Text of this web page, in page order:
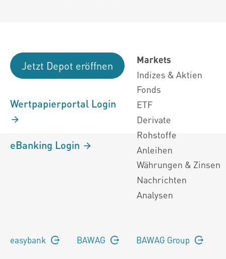
Jetzt Depot eröffnen
Wertpapierportal Login
eBanking Login
Markets
Indizes & Aktien
Fonds
ETF
Derivate
Rohstoffe
Anleihen
Währungen & Zinsen
Nachrichten
Analysen
easybank BAWAG BAWAG Group